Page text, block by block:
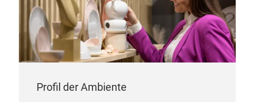
Profil der Ambiente